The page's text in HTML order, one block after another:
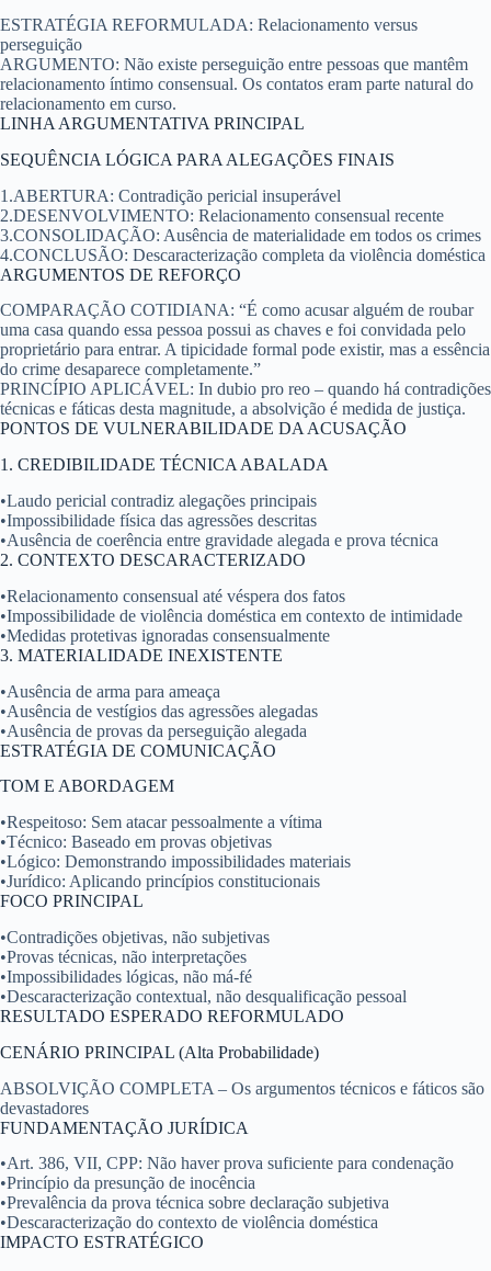
ESTRATÉGIA REFORMULADA: Relacionamento versus
perseguição
ARGUMENTO: Não existe perseguição entre pessoas que mantêm
relacionamento íntimo consensual. Os contatos eram parte natural do
relacionamento em curso.
LINHA ARGUMENTATIVA PRINCIPAL
SEQUÊNCIA LÓGICA PARA ALEGAÇÕES FINAIS
1.ABERTURA: Contradição pericial insuperável
2.DESENVOLVIMENTO: Relacionamento consensual recente
3.CONSOLIDAÇÃO: Ausência de materialidade em todos os crimes
4.CONCLUSÃO: Descaracterização completa da violência doméstica
ARGUMENTOS DE REFORÇO
COMPARAÇÃO COTIDIANA: “É como acusar alguém de roubar
uma casa quando essa pessoa possui as chaves e foi convidada pelo
proprietário para entrar. A tipicidade formal pode existir, mas a essência
do crime desaparece completamente.”
PRINCÍPIO APLICÁVEL: In dubio pro reo – quando há contradições
técnicas e fáticas desta magnitude, a absolvição é medida de justiça.
PONTOS DE VULNERABILIDADE DA ACUSAÇÃO
1. CREDIBILIDADE TÉCNICA ABALADA
•Laudo pericial contradiz alegações principais
•Impossibilidade física das agressões descritas
•Ausência de coerência entre gravidade alegada e prova técnica
2. CONTEXTO DESCARACTERIZADO
•Relacionamento consensual até véspera dos fatos
•Impossibilidade de violência doméstica em contexto de intimidade
•Medidas protetivas ignoradas consensualmente
3. MATERIALIDADE INEXISTENTE
•Ausência de arma para ameaça
•Ausência de vestígios das agressões alegadas
•Ausência de provas da perseguição alegada
ESTRATÉGIA DE COMUNICAÇÃO
TOM E ABORDAGEM
•Respeitoso: Sem atacar pessoalmente a vítima
•Técnico: Baseado em provas objetivas
•Lógico: Demonstrando impossibilidades materiais
•Jurídico: Aplicando princípios constitucionais
FOCO PRINCIPAL
•Contradições objetivas, não subjetivas
•Provas técnicas, não interpretações
•Impossibilidades lógicas, não má-fé
•Descaracterização contextual, não desqualificação pessoal
RESULTADO ESPERADO REFORMULADO
CENÁRIO PRINCIPAL (Alta Probabilidade)
ABSOLVIÇÃO COMPLETA – Os argumentos técnicos e fáticos são
devastadores
FUNDAMENTAÇÃO JURÍDICA
•Art. 386, VII, CPP: Não haver prova suficiente para condenação
•Princípio da presunção de inocência
•Prevalência da prova técnica sobre declaração subjetiva
•Descaracterização do contexto de violência doméstica
IMPACTO ESTRATÉGICO